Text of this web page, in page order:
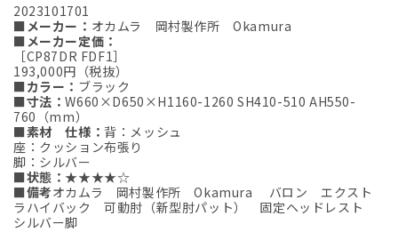
の
数
量
を
減
ら
す
の
を
増
や
す
2023101701
■メーカー： オカムラ 岡村製作所 Okamura
■メーカー定価：
［CP87DR FDF1］
193,000円（税抜）
■カラー： ブラック
■寸法：W660×D650×H1160-1260 SH410-510 AH550-
760（mm）
■素材 仕様： 背：メッシュ
座：クッション布張り
脚：シルバー
■状態： ★★★★☆
■備考オカムラ 岡村製作所 Okamura バロン エクスト
ラハイバック 可動肘（新型肘パット） 固定ヘッドレスト
シルバー脚